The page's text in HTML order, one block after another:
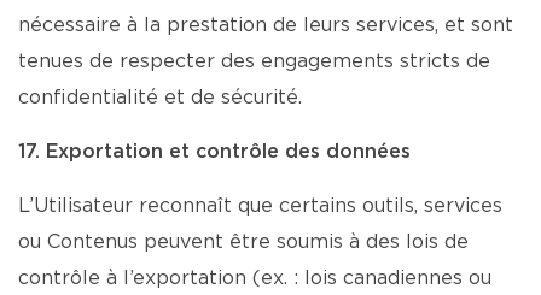
nécessaire à la prestation de leurs services, et sont
tenues de respecter des engagements stricts de
confidentialité et de sécurité.
17. Exportation et contrôle des données
L’Utilisateur reconnaît que certains outils, services
ou Contenus peuvent être soumis à des lois de
contrôle à l’exportation (ex. : lois canadiennes ou